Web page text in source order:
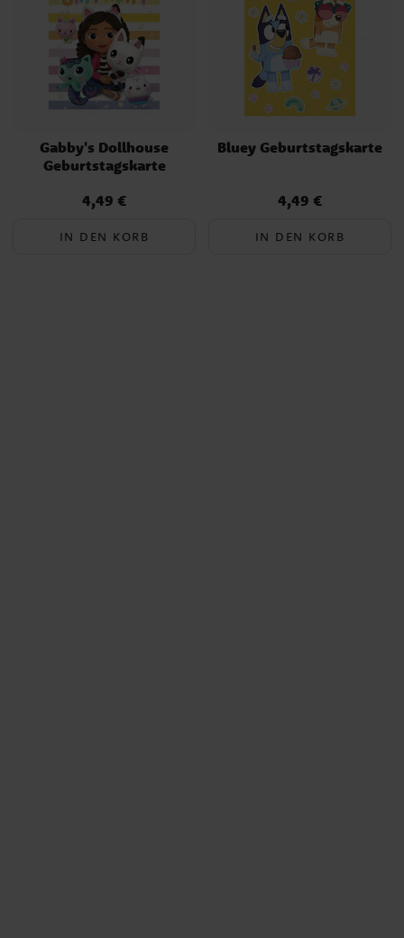
Gabby's Dollhouse
Geburtstagskarte
Preis:4,49 €
4,49 €
IN DEN KORB
Bluey Geburtstagskarte
Preis:4,49 €
4,49 €
IN DEN KORB